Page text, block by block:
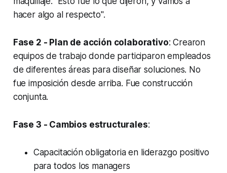
hacer algo al respecto".
Fase 2 - Plan de acción colaborativo: Crearon
equipos de trabajo donde participaron empleados
de diferentes áreas para diseñar soluciones. No
fue imposición desde arriba. Fue construcción
conjunta.
Fase 3 - Cambios estructurales:
Capacitación obligatoria en liderazgo positivo
para todos los managers